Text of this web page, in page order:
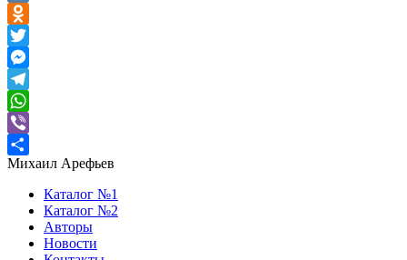
VK
Odnoklassniki
Twitter
Messenger
Telegram
WhatsApp
Viber
Отправить
Михаил Арефьев
Каталог №1
Каталог №2
Авторы
Новости